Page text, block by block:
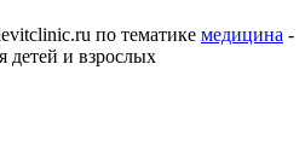
по тематике медицина -
детей и взрослых